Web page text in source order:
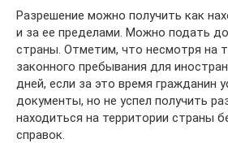
Разрешение можно получить как
и за ее пределами. Можно подать
страны. Отметим, что несмотря на
законного пребывания для
дней, если за это время гражданин
документы, но не успел получить
находиться на территории страны
справок.